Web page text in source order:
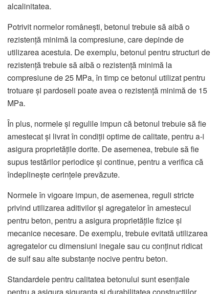
alcalinitatea.
Potrivit normelor românești, betonul trebuie să aibă o
rezistență minimă la compresiune, care depinde de
utilizarea acestuia. De exemplu, betonul pentru structuri de
rezistență trebuie să aibă o rezistență minimă la
compresiune de 25 MPa, în timp ce betonul utilizat pentru
trotuare și pardoseli poate avea o rezistență minimă de 15
MPa.
În plus, normele și regulile impun că betonul trebuie să fie
amestecat și livrat în condiții optime de calitate, pentru a-i
asigura proprietățile dorite. De asemenea, trebuie să fie
supus testărilor periodice și continue, pentru a verifica că
îndeplinește cerințele prevăzute.
Normele în vigoare impun, de asemenea, reguli stricte
privind utilizarea aditivilor și agregatelor în amestecul
pentru beton, pentru a asigura proprietățile fizice și
mecanice necesare. De exemplu, trebuie evitată utilizarea
agregatelor cu dimensiuni inegale sau cu conținut ridicat
de sulf sau alte substanțe nocive pentru beton.
Standardele pentru calitatea betonului sunt esențiale